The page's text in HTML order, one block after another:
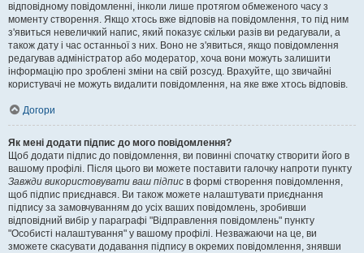
відповідному повідомленні, інколи лише протягом обмеженого часу з
моменту створення. Якщо хтось вже відповів на повідомлення, то під ним
з'явиться невеличкий напис, який показує скільки разів ви редагували, а
також дату і час останньої з них. Воно не з'явиться, якщо повідомлення
редагував адміністратор або модератор, хоча вони можуть залишити
інформацію про зроблені зміни на свій розсуд. Врахуйте, що звичайні
користувачі не можуть видалити повідомлення, на яке вже хтось відповів.
Догори
Як мені додати підпис до мого повідомлення?
Щоб додати підпис до повідомлення, ви повинні спочатку створити його в
вашому профілі. Після цього ви можете поставити галочку напроти пункту
Завжди використовувати ваш підпис в формі створення повідомлення,
щоб підпис приєднався. Ви також можете налаштувати приєднання
підпису за замовчуванням до усіх ваших повідомлень, зробивши
відповідний вибір у параграфі "Відправлення повідомлень" пункту
"Особисті налаштування" у вашому профілі. Незважаючи на це, ви
зможете скасувати додавання підпису в окремих повідомлення, знявши